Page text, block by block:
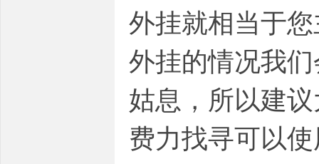
外挂就相当于
外挂的情况我
姑息，所以建
费力找寻可以